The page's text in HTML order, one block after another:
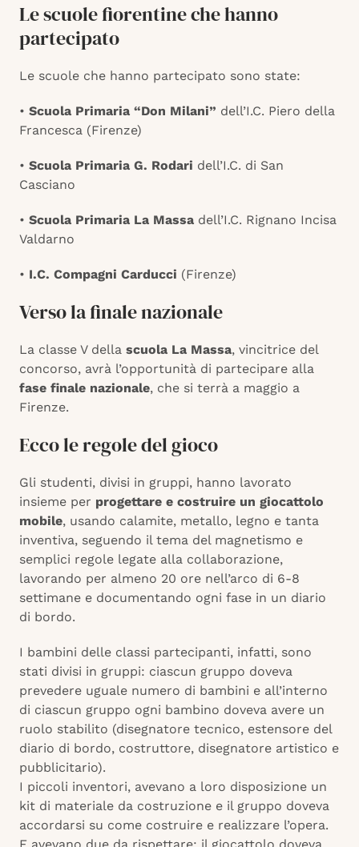
Le scuole fiorentine che hanno
partecipato
Le scuole che hanno partecipato sono state:
• Scuola Primaria “Don Milani” dell’I.C. Piero della
Francesca (Firenze)
• Scuola Primaria G. Rodari dell’I.C. di San
Casciano
• Scuola Primaria La Massa dell’I.C. Rignano Incisa
Valdarno
• I.C. Compagni Carducci (Firenze)
Verso la finale nazionale
La classe V della scuola La Massa, vincitrice del
concorso, avrà l’opportunità di partecipare alla
fase finale nazionale, che si terrà a maggio a
Firenze.
Ecco le regole del gioco
Gli studenti, divisi in gruppi, hanno lavorato
insieme per progettare e costruire un giocattolo
mobile, usando calamite, metallo, legno e tanta
inventiva, seguendo il tema del magnetismo e
semplici regole legate alla collaborazione,
lavorando per almeno 20 ore nell’arco di 6-8
settimane e documentando ogni fase in un diario
di bordo.
I bambini delle classi partecipanti, infatti, sono
stati divisi in gruppi: ciascun gruppo doveva
prevedere uguale numero di bambini e all’interno
di ciascun gruppo ogni bambino doveva avere un
ruolo stabilito (disegnatore tecnico, estensore del
diario di bordo, costruttore, disegnatore artistico e
pubblicitario).
I piccoli inventori, avevano a loro disposizione un
kit di materiale da costruzione e il gruppo doveva
accordarsi su come costruire e realizzare l’opera.